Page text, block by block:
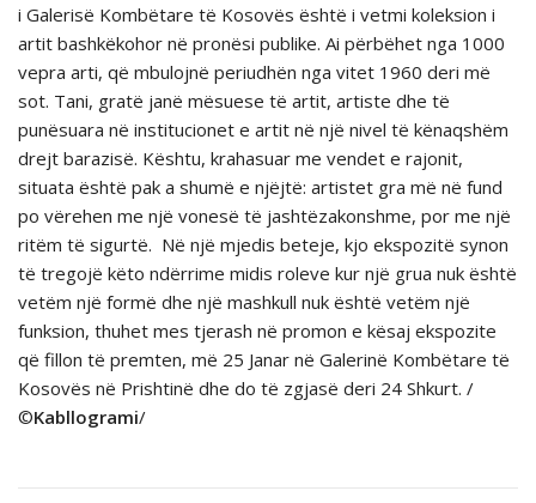
i Galerisë Kombëtare të Kosovës është i vetmi koleksion i
artit bashkëkohor në pronësi publike. Ai përbëhet nga 1000
vepra arti, që mbulojnë periudhën nga vitet 1960 deri më
sot. Tani, gratë janë mësuese të artit, artiste dhe të
punësuara në institucionet e artit në një nivel të kënaqshëm
drejt barazisë. Kështu, krahasuar me vendet e rajonit,
situata është pak a shumë e njëjtë: artistet gra më në fund
po vërehen me një vonesë të jashtëzakonshme, por me një
ritëm të sigurtë. Në një mjedis beteje, kjo ekspozitë synon
të tregojë këto ndërrime midis roleve kur një grua nuk është
vetëm një formë dhe një mashkull nuk është vetëm një
funksion, thuhet mes tjerash në promon e kësaj ekspozite
që fillon të premten, më 25 Janar në Galerinë Kombëtare të
Kosovës në Prishtinë dhe do të zgjasë deri 24 Shkurt. /
©Kabllogrami/